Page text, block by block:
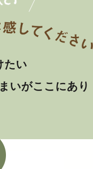
たい
いがここにあり